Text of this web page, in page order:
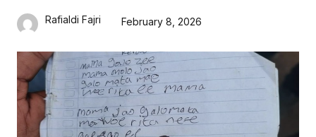
Rafialdi Fajri February 8, 2026